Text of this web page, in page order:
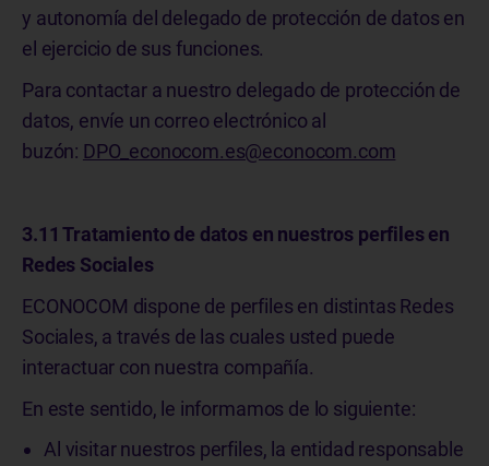
y autonomía del delegado de protección de datos en
el ejercicio de sus funciones.
Para contactar a nuestro delegado de protección de
datos, envíe un correo electrónico al
buzón: DPO_econocom.es@econocom.com
3.11 Tratamiento de datos en nuestros perfiles en
Redes Sociales
ECONOCOM dispone de perfiles en distintas Redes
Sociales, a través de las cuales usted puede
interactuar con nuestra compañía.
En este sentido, le informamos de lo siguiente:
Al visitar nuestros perfiles, la entidad responsable